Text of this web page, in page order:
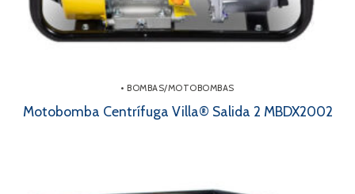
• BOMBAS/MOTOBOMBAS
Motobomba Centrífuga Villa® Salida 2 MBDX2002